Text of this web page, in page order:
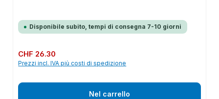
Disponibile subito, tempi di consegna 7-10 giorni
Prezzo normale:
CHF 26.30
Prezzi incl. IVA più costi di spedizione
Nel carrello